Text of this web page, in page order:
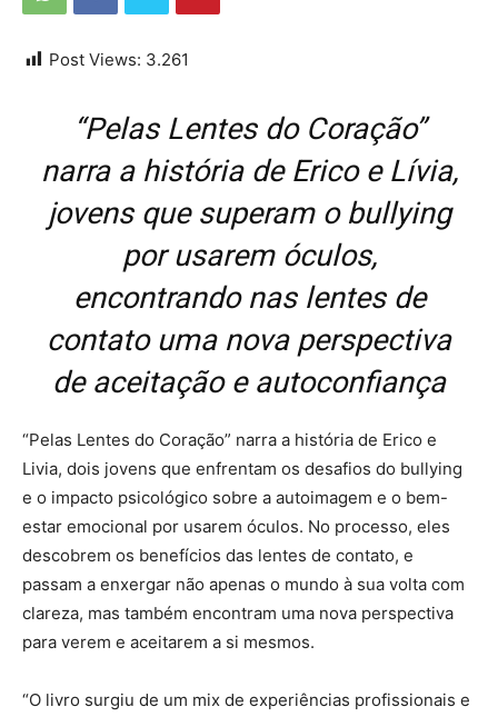
Post Views: 3.261
“Pelas Lentes do Coração”
narra a história de Erico e Lívia,
jovens que superam o bullying
por usarem óculos,
encontrando nas lentes de
contato uma nova perspectiva
de aceitação e autoconfiança
“Pelas Lentes do Coração” narra a história de Erico e
Livia, dois jovens que enfrentam os desafios do bullying
e o impacto psicológico sobre a autoimagem e o bem-
estar emocional por usarem óculos. No processo, eles
descobrem os benefícios das lentes de contato, e
passam a enxergar não apenas o mundo à sua volta com
clareza, mas também encontram uma nova perspectiva
para verem e aceitarem a si mesmos.
“O livro surgiu de um mix de experiências profissionais e